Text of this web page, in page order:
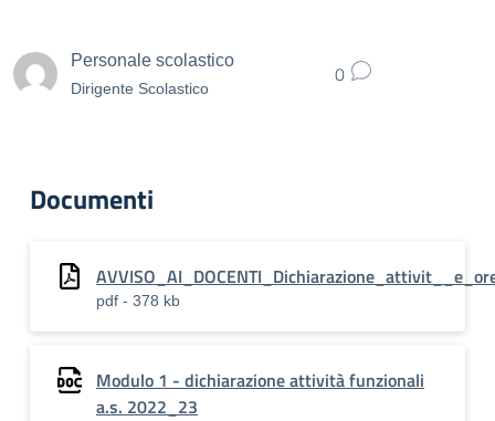
Personale scolastico
Dirigente Scolastico
0
Documenti
pdf - 378 kb
Modulo 1 - dichiarazione attività funzionali
a.s. 2022_23